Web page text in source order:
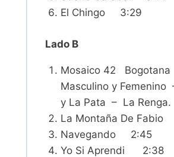
El Chingo 3:29
Lado B
Mosaico 42
Masculino y Femenino
y La Pata – La Renga.
La Montaña De Fabio
Navegando 2:45
Yo Si Aprendi 2:38